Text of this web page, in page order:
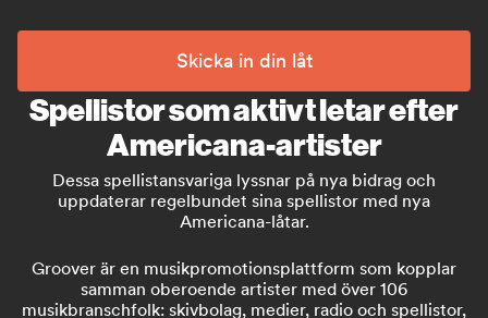
Skicka in din låt
Spellistor som aktivt letar efter
Americana-artister
Dessa spellistansvariga lyssnar på nya bidrag och
uppdaterar regelbundet sina spellistor med nya
Americana-låtar.
Groover är en musikpromotionsplattform som kopplar
samman oberoende artister med över 106
musikbranschfolk: skivbolag, medier, radio och spellistor,